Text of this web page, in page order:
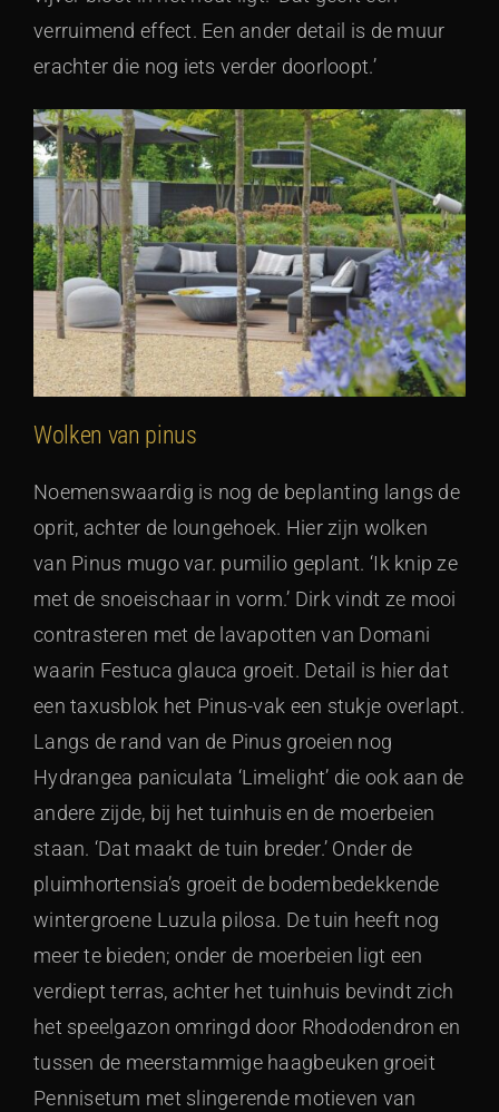
verruimend effect. Een ander detail is de muur
erachter die nog iets verder doorloopt.’
Wolken van pinus
Noemenswaardig is nog de beplanting langs de
oprit, achter de loungehoek. Hier zijn wolken
van Pinus mugo var. pumilio geplant. ‘Ik knip ze
met de snoeischaar in vorm.’ Dirk vindt ze mooi
contrasteren met de lavapotten van Domani
waarin Festuca glauca groeit. Detail is hier dat
een taxusblok het Pinus-vak een stukje overlapt.
Langs de rand van de Pinus groeien nog
Hydrangea paniculata ‘Limelight’ die ook aan de
andere zijde, bij het tuinhuis en de moerbeien
staan. ‘Dat maakt de tuin breder.’ Onder de
pluimhortensia’s groeit de bodembedekkende
wintergroene Luzula pilosa. De tuin heeft nog
meer te bieden; onder de moerbeien ligt een
verdiept terras, achter het tuinhuis bevindt zich
het speelgazon omringd door Rhododendron en
tussen de meerstammige haagbeuken groeit
Pennisetum met slingerende motieven van